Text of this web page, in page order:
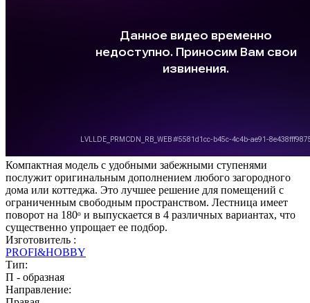
Компактная модель с удобными забежными ступенями
послужит оригинальным дополнением любого загородного
дома или коттеджа. Это лучшее решение для помещений с
ограниченным свободным пространством. Лестница имеет
поворот на 180ᵒ и выпускается в 4 различных вариантах, что
существенно упрощает ее подбор.
Изготовитель :
PROFI&HOBBY
Тип:
П - образная
Направление: